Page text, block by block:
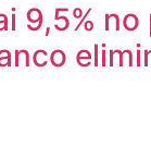
9,5% no